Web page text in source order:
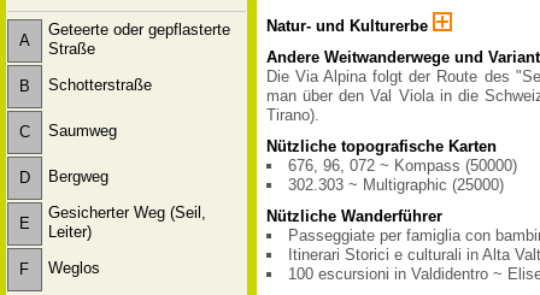
A
Geteerte oder gepflasterte
Straße
B Schotterstraße
C Saumweg
D Bergweg
E
Gesicherter Weg (Seil,
Leiter)
F Weglos
Natur- und Kulturerbe
Andere Weitwanderwege und
Die Via Alpina folgt der Route des
man über den Val Viola in die
Tirano).
Nützliche topografische Karten
676, 96, 072 ~ Kompass (50000)
302.303 ~ Multigraphic (25000)
Nützliche Wanderführer
Passeggiate per famiglia con
Itinerari Storici e culturali in Alta
100 escursioni in Valdidentro ~